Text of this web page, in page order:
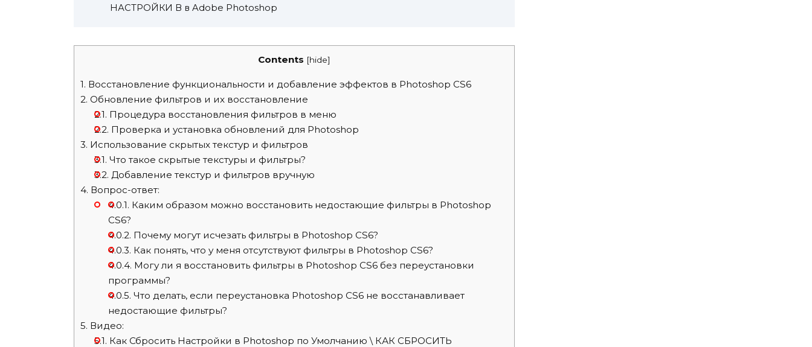
НАСТРОЙКИ В в Adobe Photoshop
Contents [hide]
1. Восстановление функциональности и добавление эффектов в Photoshop CS6
2. Обновление фильтров и их восстановление
2.1. Процедура восстановления фильтров в меню
2.2. Проверка и установка обновлений для Photoshop
3. Использование скрытых текстур и фильтров
3.1. Что такое скрытые текстуры и фильтры?
3.2. Добавление текстур и фильтров вручную
4. Вопрос-ответ:
4.0.1. Каким образом можно восстановить недостающие фильтры в Photoshop
CS6?
4.0.2. Почему могут исчезать фильтры в Photoshop CS6?
4.0.3. Как понять, что у меня отсутствуют фильтры в Photoshop CS6?
4.0.4. Могу ли я восстановить фильтры в Photoshop CS6 без переустановки
программы?
4.0.5. Что делать, если переустановка Photoshop CS6 не восстанавливает
недостающие фильтры?
5. Видео:
5.1. Как Сбросить Настройки в Photoshop по Умолчанию \ КАК СБРОСИТЬ